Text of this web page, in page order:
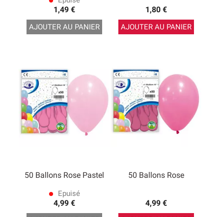
1,49 €
AJOUTER AU PANIER
1,80 €
AJOUTER AU PANIER
50 Ballons Rose Pastel
lens Epuisé
4,99 €
50 Ballons Rose
4,99 €